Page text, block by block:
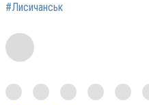
#Лисичанськ